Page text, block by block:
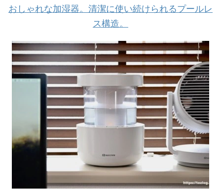
おしゃれな加湿器。清潔に使い続けられるプールレ
ス構造。